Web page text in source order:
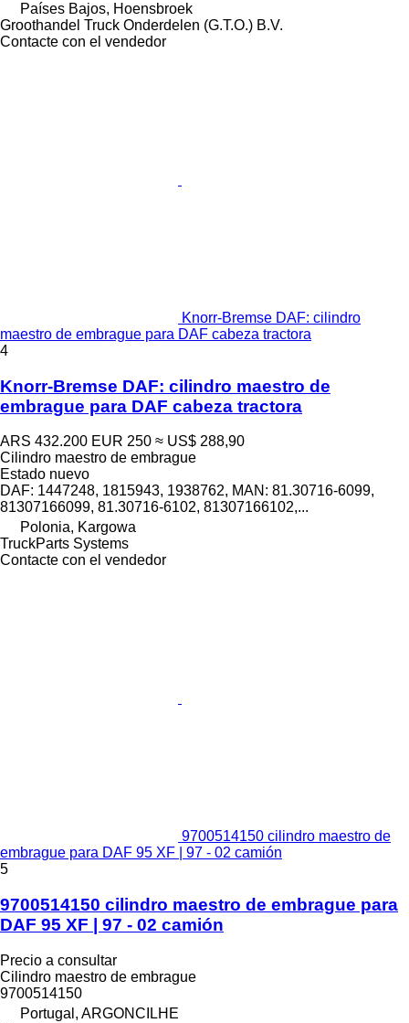
Países Bajos, Hoensbroek
Groothandel Truck Onderdelen (G.T.O.) B.V.
Contacte con el vendedor
Knorr-Bremse DAF: cilindro
maestro de embrague para DAF cabeza tractora
4
Knorr-Bremse DAF: cilindro maestro de
embrague para DAF cabeza tractora
ARS 432.200 EUR 250 ≈ US$ 288,90
Cilindro maestro de embrague
Estado nuevo
DAF: 1447248, 1815943, 1938762, MAN: 81.30716-6099,
81307166099, 81.30716-6102, 81307166102,...
Polonia, Kargowa
TruckParts Systems
Contacte con el vendedor
9700514150 cilindro maestro de
embrague para DAF 95 XF | 97 - 02 camión
5
9700514150 cilindro maestro de embrague para
DAF 95 XF | 97 - 02 camión
Precio a consultar
Cilindro maestro de embrague
9700514150
Portugal, ARGONCILHE